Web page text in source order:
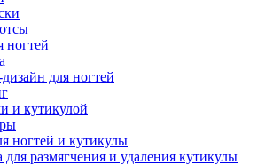
ногтей
для ногтей
и кутикулой
ногтей и кутикулы
для размягчения и удаления кутикулы